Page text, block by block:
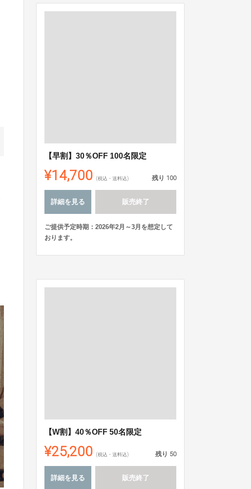
【早割】30％OFF 100名限定
¥14,700 (税込・送料込) 残り 100
詳細を見る 販売終了
ご提供予定時期：2026年2月～3月を想定して
おります。
【W割】40％OFF 50名限定
¥25,200 (税込・送料込) 残り 50
詳細を見る 販売終了